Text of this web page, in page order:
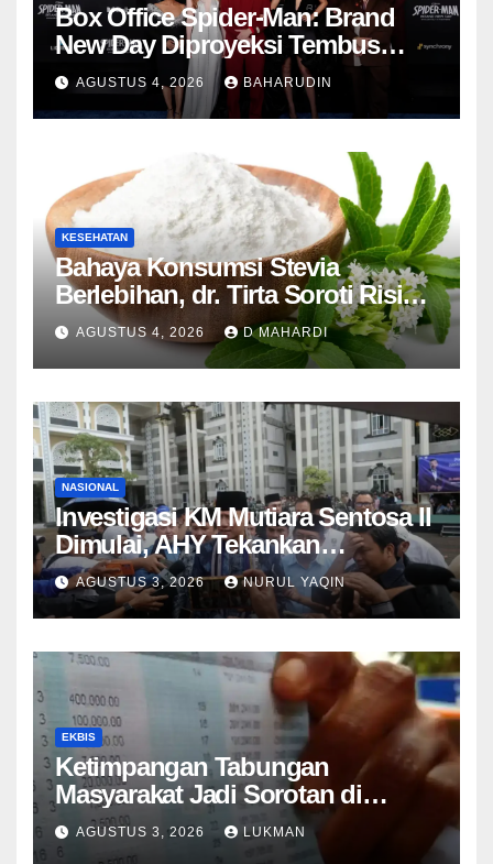
Box Office Spider-Man: Brand
New Day Diproyeksi Tembus
Rp7,7 Triliun Global
AGUSTUS 4, 2026 BAHARUDIN
KESEHATAN
Bahaya Konsumsi Stevia
Berlebihan, dr. Tirta Soroti Risiko
Resistensi Insulin
AGUSTUS 4, 2026 D MAHARDI
NASIONAL
Investigasi KM Mutiara Sentosa II
Dimulai, AHY Tekankan
Keselamatan Kapal
AGUSTUS 3, 2026 NURUL YAQIN
EKBIS
Ketimpangan Tabungan
Masyarakat Jadi Sorotan di
Tengah Perlambatan DPK 2026
AGUSTUS 3, 2026 LUKMAN